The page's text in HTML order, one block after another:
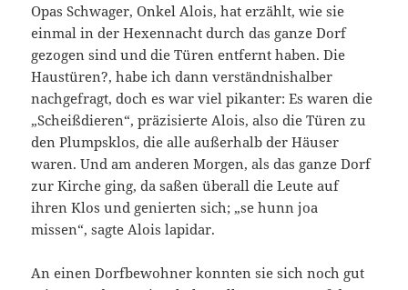
Opas Schwager, Onkel Alois, hat erzählt, wie sie
einmal in der Hexennacht durch das ganze Dorf
gezogen sind und die Türen entfernt haben. Die
Haustüren?, habe ich dann verständnishalber
nachgefragt, doch es war viel pikanter: Es waren die
„Scheißdieren“, präzisierte Alois, also die Türen zu
den Plumpsklos, die alle außerhalb der Häuser
waren. Und am anderen Morgen, als das ganze Dorf
zur Kirche ging, da saßen überall die Leute auf
ihren Klos und genierten sich; „se hunn joa
missen“, sagte Alois lapidar.
An einen Dorfbewohner konnten sie sich noch gut